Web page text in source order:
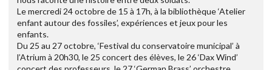
Le mercredi 24 octobre de 15 à 17h, à la bibliothèque ‘Atelier
enfant autour des fossiles’, expériences et jeux pour les
enfants.
Du 25 au 27 octobre, ‘Festival du conservatoire municipal’ à
l’Atrium à 20h30, le 25 concert des élèves, le 26 ‘Dax Wind’